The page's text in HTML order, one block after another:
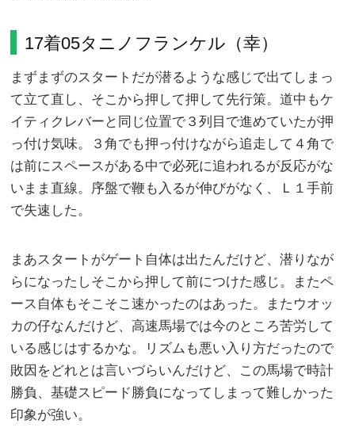
17着05タニノフランケル（幸）
まずまずのスタートだが潜るような感じで出てしまっ
て立て直し、そこから押して押して先行策。道中もケ
イティクレバーと同じ位置で３列目で進めていたが押
っ付け気味。３角でも押っ付けながら追走して４角で
は前にスペースがある中で必死に追われるが反応がな
いまま直線。序盤で鞭も入るが伸びがなく、Ｌ１手前
で失速した。
まあスタートがゲート自体は出たんだけど、潜りなが
らになったしそこから押して前につけた感じ。またペ
ース自体もそこそこ速かったのはあった。またウオッ
カの仔なんだけど、高速馬場では今のところ苦労して
いる感じはするかな。リズムも悪い入り方だったので
敗因をどれとは言いづらいんだけど、この馬場で時計
勝負、基礎スピード勝負になってしまって難しかった
印象が強い。